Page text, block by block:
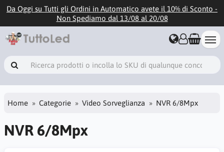
Da Oggi su Tutti gli Ordini in Automatico avete il 10% di Sconto -
Non Spediamo dal 13/08 al 20/08
Home Categorie Video Sorveglianza NVR 6/8Mpx
NVR 6/8Mpx